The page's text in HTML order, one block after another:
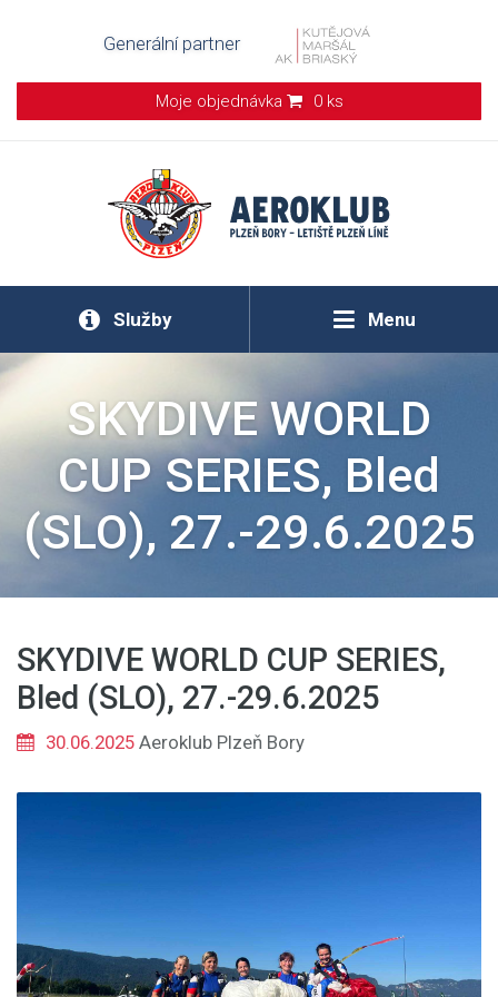
Generální partner
Moje objednávka 0 ks
Menu
Služby
SKYDIVE WORLD
CUP SERIES, Bled
(SLO), 27.-29.6.2025
SKYDIVE WORLD CUP SERIES,
Bled (SLO), 27.-29.6.2025
30.06.2025 Aeroklub Plzeň Bory